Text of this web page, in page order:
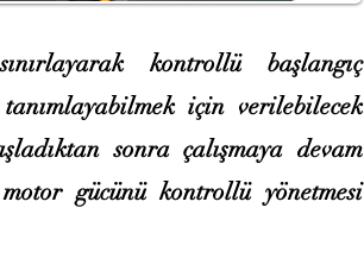
kontrollü başlangıç
için verilebilecek
sonra çalışmaya devam
gücünü kontrollü yönetmesi